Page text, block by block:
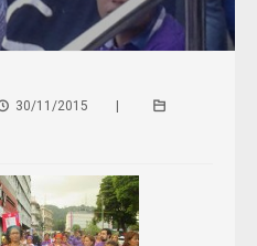
30/11/2015